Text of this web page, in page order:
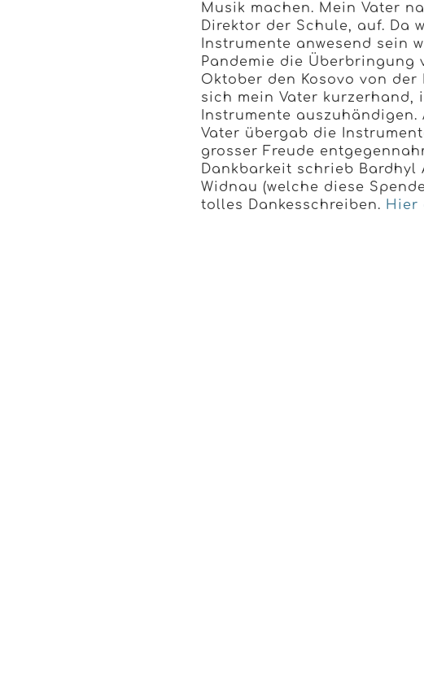
Musik machen. Mein Vater
Direktor der Schule, auf. Da
Instrumente anwesend sein
Pandemie die Überbringung
Oktober den Kosovo von
sich mein Vater kurzerhand,
Instrumente auszuhändigen.
Vater übergab die
grosser Freude
Dankbarkeit schrieb Bardhyl
Widnau (welche diese
tolles Dankesschreiben. Hier